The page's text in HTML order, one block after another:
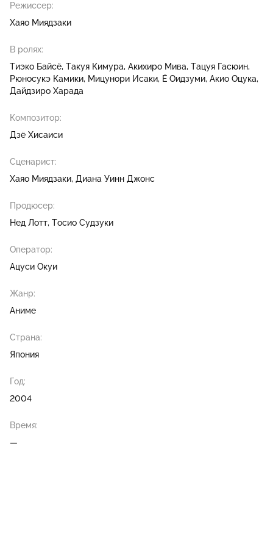
Режиссер:
Хаяо Миядзаки
В ролях:
Тиэко Байсё Такуя Кимура Акихиро Мива Тацуя Гасюин
Рюносукэ Камики Мицунори Исаки Ё Оидзуми Акио Оцука
Дайдзиро Харада
Композитор:
Дзё Хисаиси
Сценарист:
Хаяо Миядзаки Диана Уинн Джонс
Продюсер:
Нед Лотт Тосио Судзуки
Оператор:
Ацуси Окуи
Жанр:
Аниме
Страна:
Япония
Год:
2004
Время:
—